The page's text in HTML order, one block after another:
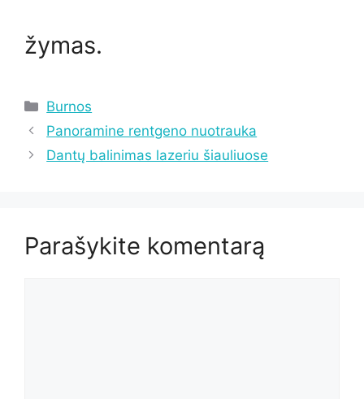
žymas.
Kategorijos
Burnos
Panoramine rentgeno nuotrauka
Dantų balinimas lazeriu šiauliuose
Parašykite komentarą